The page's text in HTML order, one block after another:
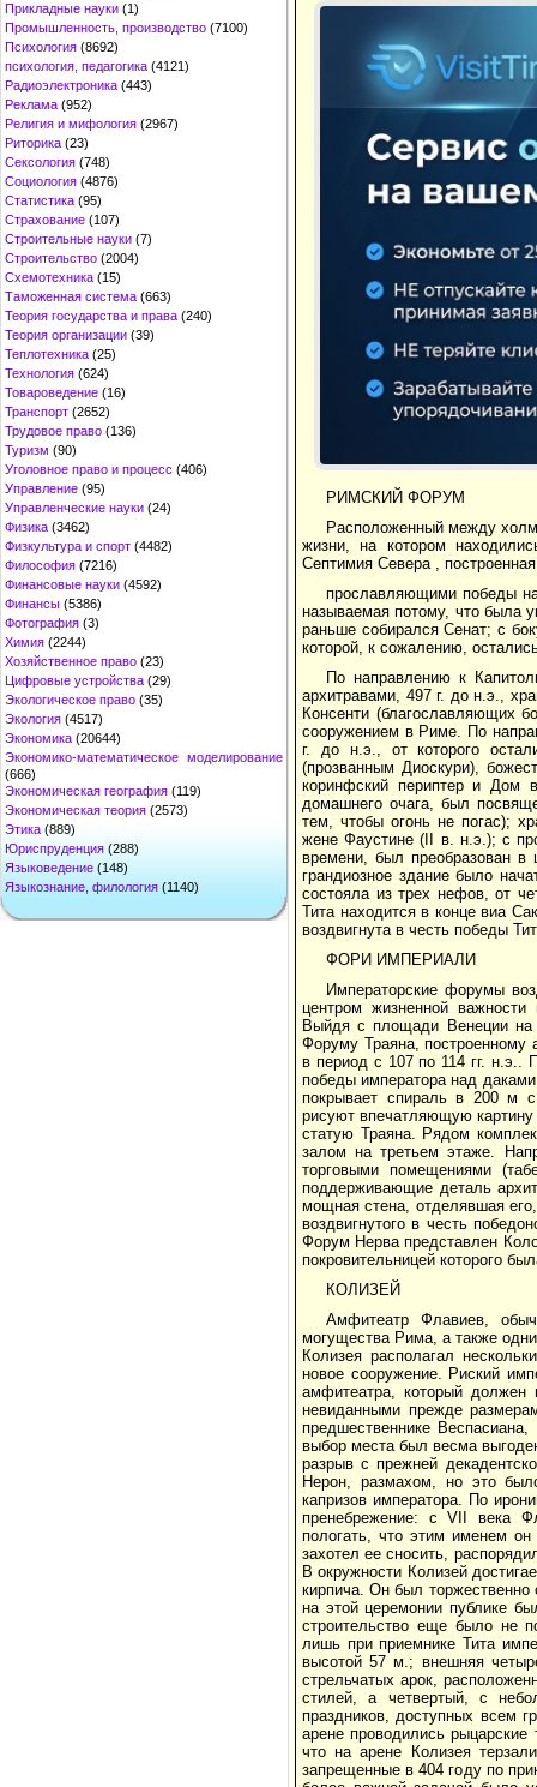
Прикладные науки (1)
Промышленность, производство (7100)
Психология (8692)
психология, педагогика (4121)
Радиоэлектроника (443)
Реклама (952)
Религия и мифология (2967)
Риторика (23)
Сексология (748)
Социология (4876)
Статистика (95)
Страхование (107)
Строительные науки (7)
Строительство (2004)
Схемотехника (15)
Таможенная система (663)
Теория государства и права (240)
Теория организации (39)
Теплотехника (25)
Технология (624)
Товароведение (16)
Транспорт (2652)
Трудовое право (136)
Туризм (90)
Уголовное право и процесс (406)
Управление (95)
Управленческие науки (24)
Физика (3462)
Физкультура и спорт (4482)
Философия (7216)
Финансовые науки (4592)
Финансы (5386)
Фотография (3)
Химия (2244)
Хозяйственное право (23)
Цифровые устройства (29)
Экологическое право (35)
Экология (4517)
Экономика (20644)
Экономико-математическое моделирование
(666)
Экономическая география (119)
Экономическая теория (2573)
Этика (889)
Юриспруденция (288)
Языковедение (148)
Языкознание, филология (1140)
РИМСКИЙ ФОРУМ
Расположенный между
жизни, на котором
Септимия Севера ,
прославляющими победы
называемая потому, что была
раньше собирался Сенат; с
которой, к сожалению,
По направлению к
архитравами, 497 г. до н.э.,
Консенти (благославляющих
сооружением в Риме. По
г. до н.э., от которого
(прозванным Диоскури),
коринфский периптер и Дом
домашнего очага, был
тем, чтобы огонь не погас);
жене Фаустине (II в. н.э.); с
времени, был преобразован в
грандиозное здание было
состояла из трех нефов, от
Тита находится в конце виа
воздвигнута в честь победы
ФОРИ ИМПЕРИАЛИ
Императорские форумы
центром жизненной
Выйдя с площади Венеции
Форуму Траяна, построенному
в период с 107 по 114 гг. н.э..
победы императора над
покрывает спираль в 200 м
рисуют впечатляющую картину
статую Траяна. Рядом
залом на третьем этаже.
торговыми помещениями
поддерживающие деталь
мощная стена, отделявшая
воздвигнутого в честь
Форум Нерва представлен
покровительницей которого
КОЛИЗЕЙ
Амфитеатр Флавиев,
могущества Рима, а также
Колизея располагал
новое сооружение. Риский
амфитеатра, который должен
невиданными прежде
предшественнике
выбор места был весма
разрыв с прежней
Нерон, размахом, но это
капризов императора. По
пренебрежение: с VII века
пологать, что этим именем он
захотел ее сносить,
В окружности Колизей
кирпича. Он был
на этой церемонии публике
строительство еще было не
лишь при приемнике Тита
высотой 57 м.; внешняя
стрельчатых арок,
стилей, а четвертый, с
праздников, доступных всем
арене проводились
что на арене Колизея
запрещенные в 404 году по